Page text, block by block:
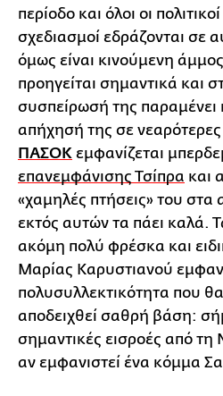
περίοδο και όλοι οι
σχεδιασμοί εδράζονται σε
όμως είναι κινούμενη
προηγείται σημαντικά και
συσπείρωσή της παραμένει
απήχησή της σε νεαρότερες
ΠΑΣΟΚ εμφανίζεται
επανεμφάνισης Τσίπρα και
«χαμηλές πτήσεις» του στα
εκτός αυτών τα πάει καλά.
ακόμη πολύ φρέσκα και
Μαρίας Καρυστιανού
πολυσυλλεκτικότητα που
αποδειχθεί σαθρή βάση:
σημαντικές εισροές από
αν εμφανιστεί ένα κόμμα